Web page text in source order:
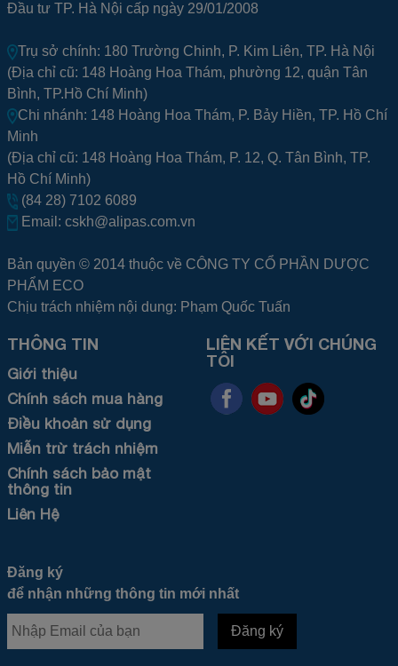
Đầu tư TP. Hà Nội cấp ngày 29/01/2008
Trụ sở chính: 180 Trường Chinh, P. Kim Liên, TP. Hà Nội
(Địa chỉ cũ: 148 Hoàng Hoa Thám, phường 12, quận Tân
Bình, TP.Hồ Chí Minh)
Chi nhánh: 148 Hoàng Hoa Thám, P. Bảy Hiền, TP. Hồ Chí
Minh
(Địa chỉ cũ: 148 Hoàng Hoa Thám, P. 12, Q. Tân Bình, TP.
Hồ Chí Minh)
(84 28) 7102 6089
Email: cskh@alipas.com.vn
Bản quyền © 2014 thuộc về CÔNG TY CỔ PHẦN DƯỢC
PHẨM ECO
Chịu trách nhiệm nội dung: Phạm Quốc Tuấn
THÔNG TIN
Giới thiệu
Chính sách mua hàng
Điều khoản sử dụng
Miễn trừ trách nhiệm
Chính sách bảo mật
thông tin
Liên Hệ
LIÊN KẾT VỚI CHÚNG
TÔI
Đăng ký
để nhận những thông tin mới nhất